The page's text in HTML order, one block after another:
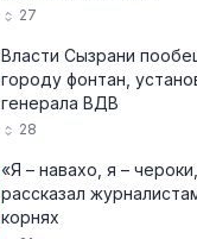
27
Власти Сызрани
городу фонтан,
генерала ВДВ
28
«Я – навахо, я –
рассказал
корнях